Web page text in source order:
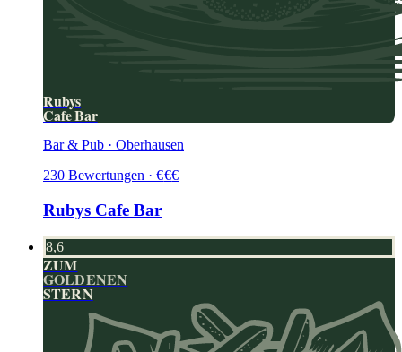
Rubys
Cafe Bar
Bar & Pub · Oberhausen
230 Bewertungen · €€€
Rubys Cafe Bar
8,6
ZUM
GOLDENEN
STERN